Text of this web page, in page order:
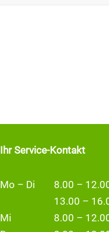
Ihr Service-Kontakt
Mo – Di
8.00 –
13.00 –
Mi
8.00 –